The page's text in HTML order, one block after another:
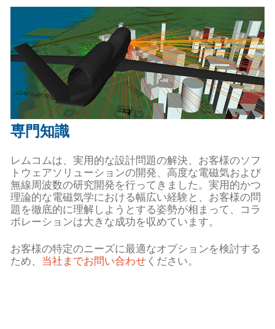
専門知識
レムコムは、実用的な設計問題の解決、お客様のソフ
トウェアソリューションの開発、高度な電磁気および
無線周波数の研究開発を行ってきました。実用的かつ
理論的な電磁気学における幅広い経験と、お客様の問
題を徹底的に理解しようとする姿勢が相まって、コラ
ボレーションは大きな成功を収めています。
お客様の特定のニーズに最適なオプションを検討する
ため、 当社までお問い合わせください。